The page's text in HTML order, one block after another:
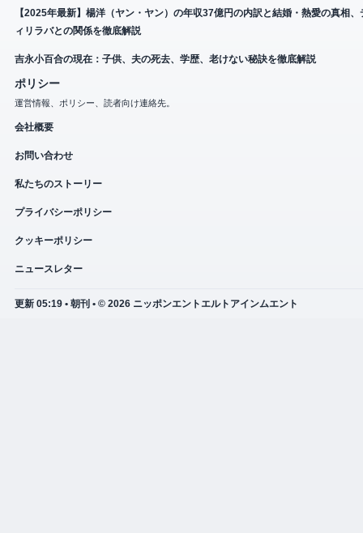
【2025年最新】楊洋（ヤン・ヤン）の年収37億円の内訳と結婚・熱愛の真相、
ィリラバとの関係を徹底解説
吉永小百合の現在：子供、夫の死去、学歴、老けない秘訣を徹底解説
ポリシー
運営情報、ポリシー、読者向け連絡先。
会社概要
お問い合わせ
私たちのストーリー
プライバシーポリシー
クッキーポリシー
ニュースレター
更新 05:19 • 朝刊 • © 2026 ニッポンエントエルトアインムエント